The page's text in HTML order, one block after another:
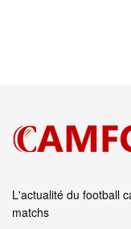
L'actualité du football
matchs